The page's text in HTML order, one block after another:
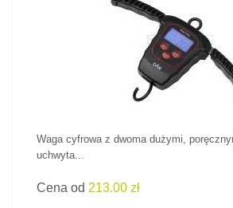
ZOBACZ PRODUKT
Waga cyfrowa z dwoma dużymi,
uchwyta...
Cena od 213.00 zł